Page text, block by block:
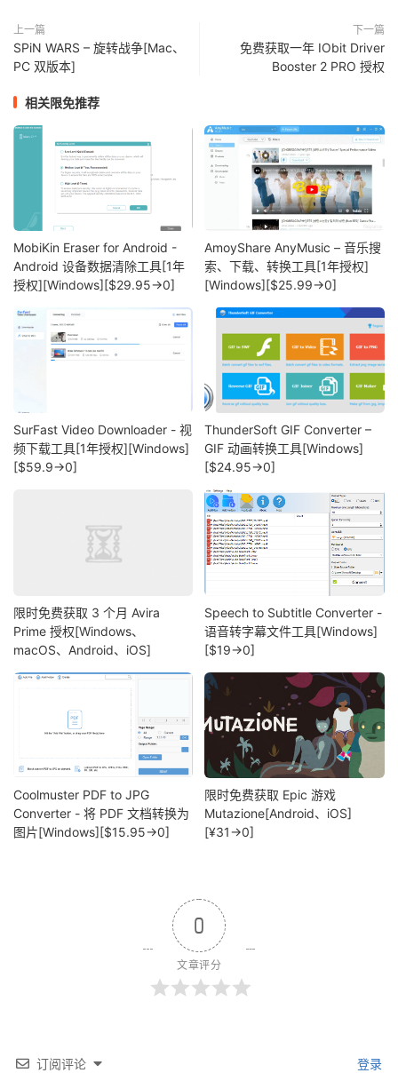
上一篇
SPiN WARS – 旋转战争[Mac、
PC 双版本]
下一篇
免费获取一年 IObit Driver
Booster 2 PRO 授权
相关限免推荐
MobiKin Eraser for Android -
Android 设备数据清除工具[1年
授权][Windows][$29.95→0]
AmoyShare AnyMusic – 音乐搜
索、下载、转换工具[1年授权]
[Windows][$25.99→0]
SurFast Video Downloader - 视
频下载工具[1年授权][Windows]
[$59.9→0]
ThunderSoft GIF Converter –
GIF 动画转换工具[Windows]
[$24.95→0]
限时免费获取 3 个月 Avira
Prime 授权[Windows、
macOS、Android、iOS]
Speech to Subtitle Converter -
语音转字幕文件工具[Windows]
[$19→0]
Coolmuster PDF to JPG
Converter - 将 PDF 文档转换为
图片[Windows][$15.95→0]
限时免费获取 Epic 游戏
Mutazione[Android、iOS]
[¥31→0]
0
文章评分
订阅评论 登录